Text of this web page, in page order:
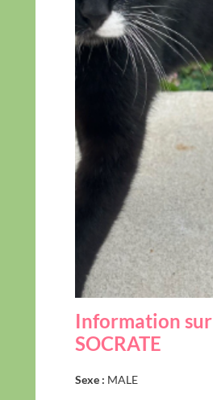
Information sur
SOCRATE
Sexe : MALE